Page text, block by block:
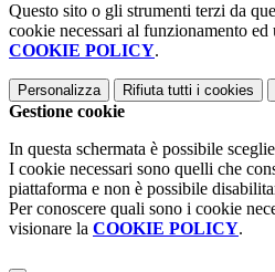
Questo sito o gli strumenti terzi da
cookie necessari al funzionamento
COOKIE POLICY.
Personalizza Rifiuta tutti i cookies
Gestione cookie
In questa schermata è possibile
I cookie necessari sono quelli che
piattaforma e non è possibile
Per conoscere quali sono i cookie
visionare la COOKIE POLICY.